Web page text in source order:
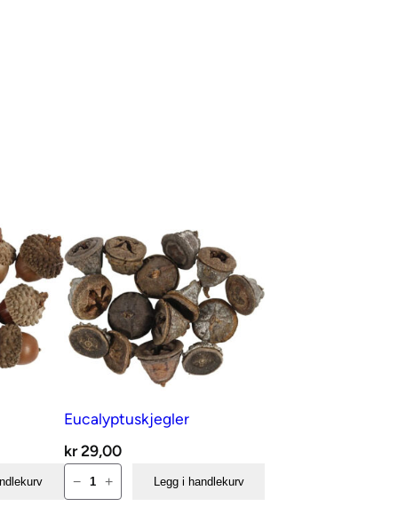
Eucalyptuskjegler
kr29,00
Eucalyptuskjegler
antall
− + Legg i handlekurv